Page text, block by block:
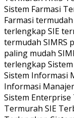
Sistem Farmasi
Farmasi
terlengkap SIE
termudah SIMRS
paling mudah
terlengkap
Sistem Informasi
Informasi
Sistem
Termurah SIE